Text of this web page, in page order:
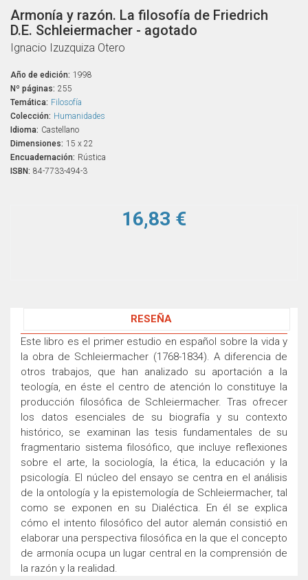
Armonía y razón. La filosofía de Friedrich
D.E. Schleiermacher - agotado
Ignacio Izuzquiza Otero
Año de edición: 1998
Nº páginas: 255
Temática: Filosofía
Colección: Humanidades
Idioma: Castellano
Dimensiones: 15 x 22
Encuadernación: Rústica
ISBN: 84-7733-494-3
16,83 €
RESEÑA
Este libro es el primer estudio en español sobre la vida y
la obra de Schleiermacher (1768-1834). A diferencia de
otros trabajos, que han analizado su aportación a la
teología, en éste el centro de atención lo constituye la
producción filosófica de Schleiermacher. Tras ofrecer
los datos esenciales de su biografía y su contexto
histórico, se examinan las tesis fundamentales de su
fragmentario sistema filosófico, que incluye reflexiones
sobre el arte, la sociología, la ética, la educación y la
psicología. El núcleo del ensayo se centra en el análisis
de la ontología y la epistemología de Schleiermacher, tal
como se exponen en su Dialéctica. En él se explica
cómo el intento filosófico del autor alemán consistió en
elaborar una perspectiva filosófica en la que el concepto
de armonía ocupa un lugar central en la comprensión de
la razón y la realidad.